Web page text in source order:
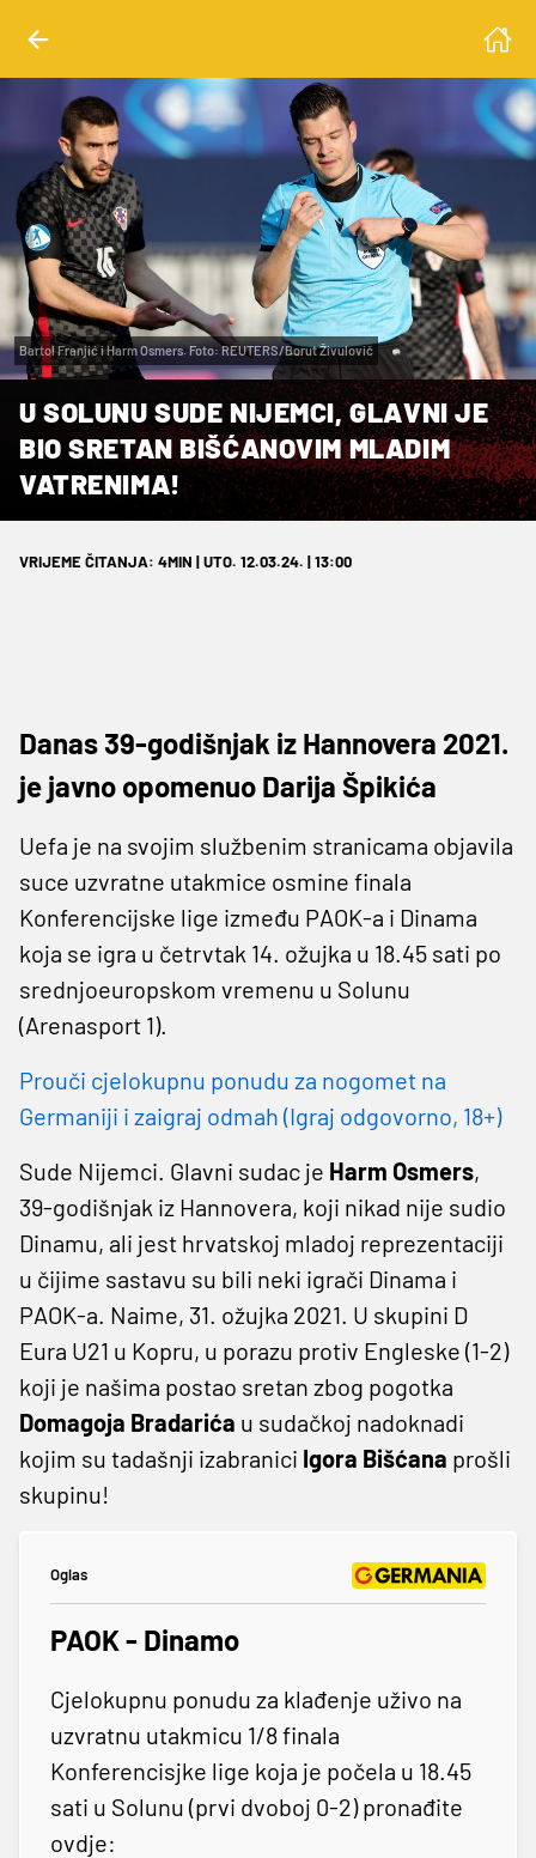
Bartol Franjić i Harm Osmers. Foto: REUTERS/Borut Živulovič
U SOLUNU SUDE NIJEMCI, GLAVNI JE
BIO SRETAN BIŠĆANOVIM MLADIM
VATRENIMA!
VRIJEME ČITANJA: 4MIN | UTO. 12.03.24. | 13:00
Danas 39-godišnjak iz Hannovera 2021.
je javno opomenuo Darija Špikića
Uefa je na svojim službenim stranicama objavila
suce uzvratne utakmice osmine finala
Konferencijske lige između PAOK-a i Dinama
koja se igra u četrvtak 14. ožujka u 18.45 sati po
srednjoeuropskom vremenu u Solunu
(Arenasport 1).
Prouči cjelokupnu ponudu za nogomet na
Germaniji i zaigraj odmah (Igraj odgovorno, 18+)
Sude Nijemci. Glavni sudac je Harm Osmers,
39-godišnjak iz Hannovera, koji nikad nije sudio
Dinamu, ali jest hrvatskoj mladoj reprezentaciji
u čijime sastavu su bili neki igrači Dinama i
PAOK-a. Naime, 31. ožujka 2021. U skupini D
Eura U21 u Kopru, u porazu protiv Engleske (1-2)
koji je našima postao sretan zbog pogotka
Domagoja Bradarića u sudačkoj nadoknadi
kojim su tadašnji izabranici Igora Bišćana prošli
skupinu!
Oglas
PAOK - Dinamo
Cjelokupnu ponudu za klađenje uživo na
uzvratnu utakmicu 1/8 finala
Konferencisjke lige koja je počela u 18.45
sati u Solunu (prvi dvoboj 0-2) pronađite
ovdje: